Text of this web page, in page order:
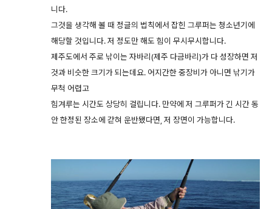
니다.
그것을 생각해 볼 때 정글의 법칙에서 잡힌 그루퍼는 청소년기에
해당할 것입니다. 저 정도만 해도 힘이 무시무시합니다.
제주도에서 주로 낚이는 자바리(제주 다금바리)가 다 성장하면 저
것과 비슷한 크기가 되는데요. 어지간한 중장비가 아니면 낚기가
무척 어렵고
힘겨루는 시간도 상당히 걸립니다. 만약에 저 그루퍼가 긴 시간 동
안 한정된 장소에 갇혀 운반됐다면, 저 장면이 가능합니다.